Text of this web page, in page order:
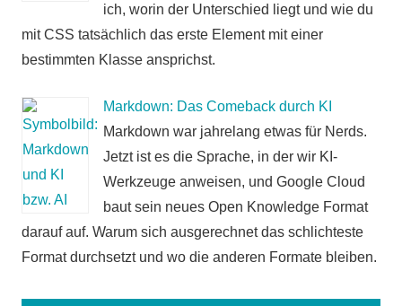
ich, worin der Unterschied liegt und wie du
mit CSS tatsächlich das erste Element mit einer
bestimmten Klasse ansprichst.
Markdown: Das Comeback durch KI
Markdown war jahrelang etwas für Nerds.
Jetzt ist es die Sprache, in der wir KI-
Werkzeuge anweisen, und Google Cloud
baut sein neues Open Knowledge Format
darauf auf. Warum sich ausgerechnet das schlichteste
Format durchsetzt und wo die anderen Formate bleiben.